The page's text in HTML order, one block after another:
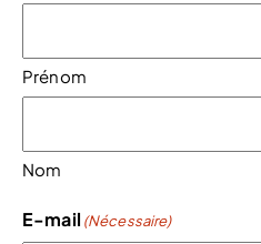
Prénom
Nom
E-mail (Nécessaire)